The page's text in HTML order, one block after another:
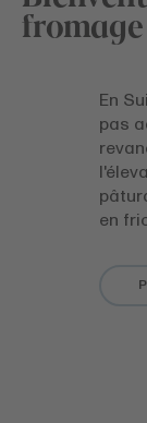
fromage
En
pas
en